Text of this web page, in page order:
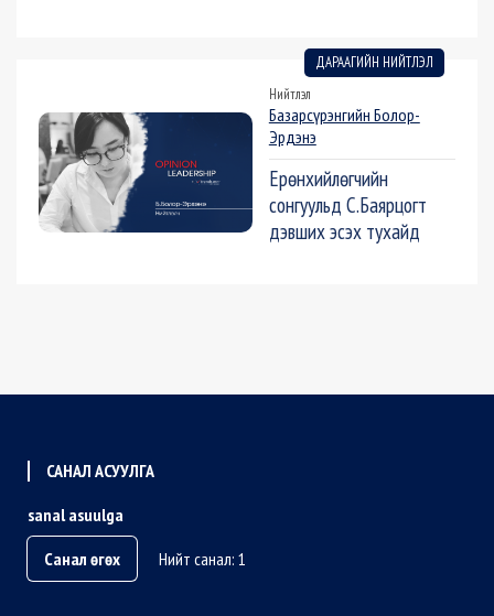
ДАРААГИЙН НИЙТЛЭЛ
Нийтлэл
Базарсүрэнгийн Болор-
Эрдэнэ
Ерөнхийлөгчийн
сонгуульд С.Баярцогт
дэвших эсэх тухайд
САНАЛ АСУУЛГА
sanal asuulga
Санал өгөх
Нийт санал: 1